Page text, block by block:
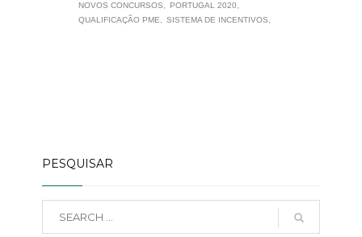
NOVOS CONCURSOS
PORTUGAL 2020
QUALIFICAÇÃO PME
SISTEMA DE INCENTIVOS
PESQUISAR